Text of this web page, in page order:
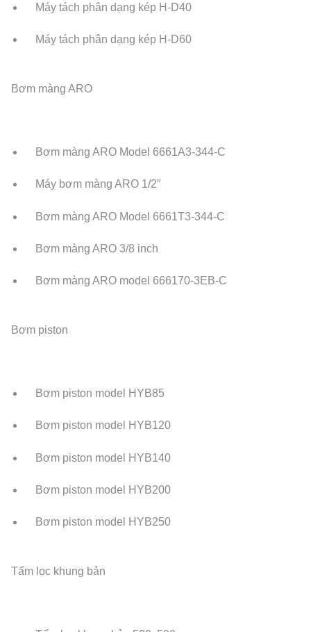
Máy tách phân dạng kép H-D40
Máy tách phân dạng kép H-D60
Bơm màng ARO
Bơm màng ARO Model 6661A3-344-C
Máy bơm màng ARO 1/2″
Bơm màng ARO Model 6661T3-344-C
Bơm màng ARO 3/8 inch
Bơm màng ARO model 666170-3EB-C
Bơm piston
Bơm piston model HYB85
Bơm piston model HYB120
Bơm piston model HYB140
Bơm piston model HYB200
Bơm piston model HYB250
Tấm lọc khung bản